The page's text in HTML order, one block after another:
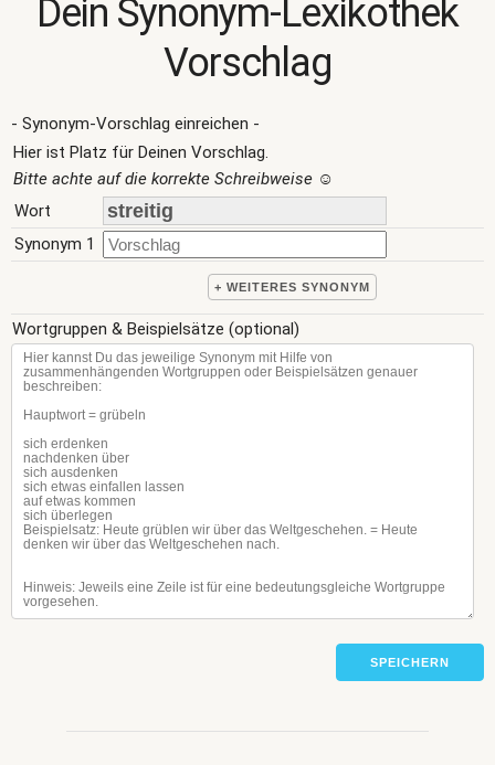
Dein Synonym-Lexikothek
Vorschlag
- Synonym-Vorschlag einreichen -
Hier ist Platz für Deinen Vorschlag.
Bitte achte auf die korrekte Schreibweise ☺
Wort
Synonym 1
+ WEITERES SYNONYM
Wortgruppen & Beispielsätze (optional)
SPEICHERN